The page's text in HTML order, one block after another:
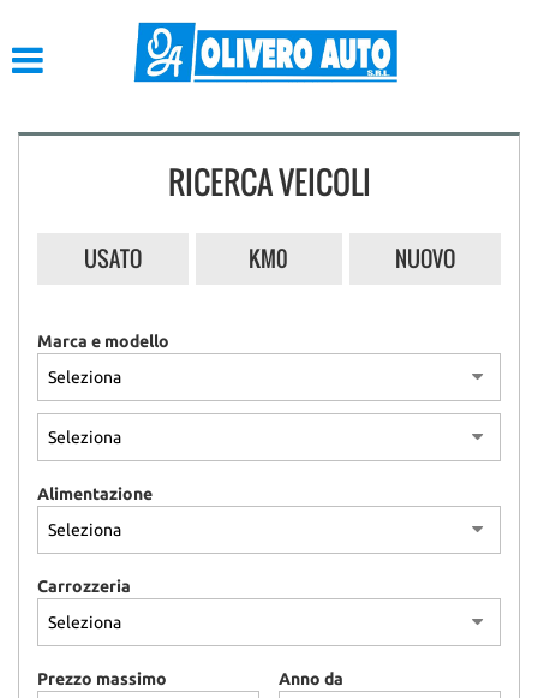
ASSISTENZA
RICERCA VEICOLI
USATO KM0 NUOVO
Marca e modello
Alimentazione
Carrozzeria
Prezzo massimo Anno da